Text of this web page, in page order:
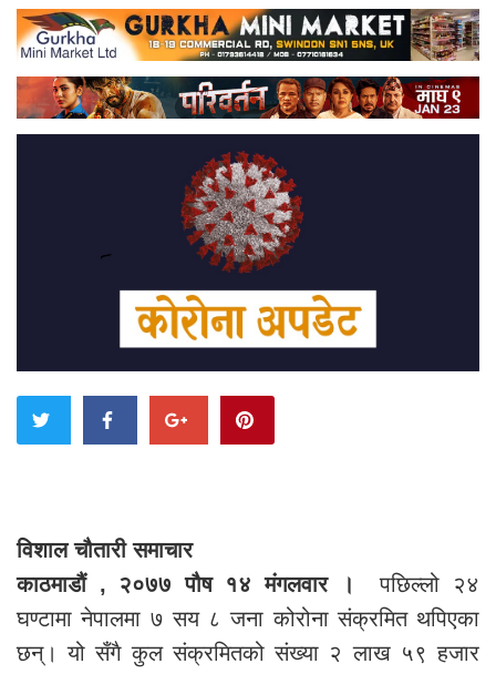
विशाल चौतारी समाचार
काठमाडौं , २०७७ पौष १४ मंगलवार ।
पछिल्लो २४
घण्टामा नेपालमा ७ सय ८ जना कोरोना संक्रमित थपिएका
छन्। यो सँगै कुल संक्रमितको संख्या २ लाख ५९ हजार